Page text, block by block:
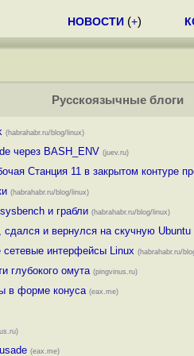
НОВОСТИ (+)
Русскоязычные блоги
(habrahabr.ru/blog/linux)
через BASH_ENV (juev.ru)
Станция 11 в закрытом контуре
(habrahabr.ru/blog/linux)
и грабли (habrahabr.ru/blog/linux)
сдался и вернулся на скучную
интерфейсы Linux (habrahabr.ru/
глубокого омута (pingvinus.ru)
в форме конуса (eax.me)
(eax.me)